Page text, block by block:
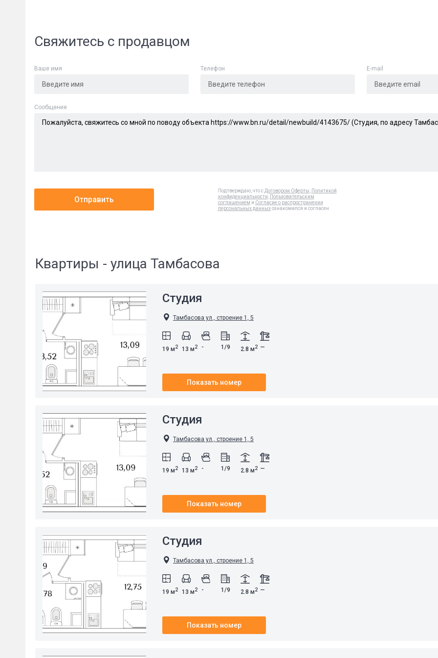
Свяжитесь с продавцом
Ваше имя Телефон E-mail
Cообщение
Отправить
Подтверждаю, что с Договором Оферты
Политикой
конфиденциальности
Пользовательским
соглашением и Согласие о распространении
персональных данныхознакомился и согласен
Квартиры - улица Тамбасова
Студия
Тамбасова ул., строение 1, 5
19 м2 13 м2 - 1/9 2.8 м2 —
Показать номер
Студия
Тамбасова ул., строение 1, 5
19 м2 13 м2 - 1/9 2.8 м2 —
Показать номер
Студия
Тамбасова ул., строение 1, 5
19 м2 13 м2 - 1/9 2.8 м2 —
Показать номер